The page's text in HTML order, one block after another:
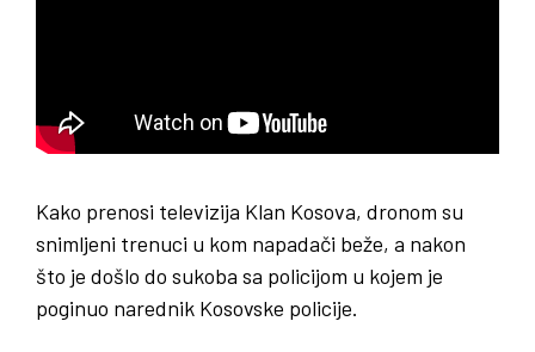
Kako prenosi televizija Klan Kosova, dronom su
snimljeni trenuci u kom napadači beže, a nakon
što je došlo do sukoba sa policijom u kojem je
poginuo narednik Kosovske policije.